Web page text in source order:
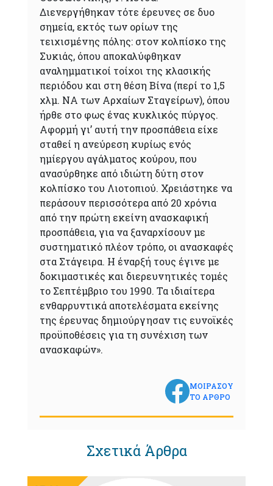
Διενεργήθηκαν τότε έρευνες σε δυο
σημεία, εκτός των ορίων της
τειχισμένης πόλης: στον κολπίσκο της
Συκιάς, όπου αποκαλύφθηκαν
αναλημματικοί τοίχοι της κλασικής
περιόδου και στη θέση Βίνα (περί το 1,5
χλμ. ΝΑ των Αρχαίων Σταγείρων), όπου
ήρθε στο φως ένας κυκλικός πύργος.
Αφορμή γι’ αυτή την προσπάθεια είχε
σταθεί η ανεύρεση κυρίως ενός
ημίεργου αγάλματος κούρου, που
ανασύρθηκε από ιδιώτη δύτη στον
κολπίσκο του Λιοτοπιού. Χρειάστηκε να
περάσουν περισσότερα από 20 χρόνια
από την πρώτη εκείνη ανασκαφική
προσπάθεια, για να ξαναρχίσουν με
συστηματικό πλέον τρόπο, οι ανασκαφές
στα Στάγειρα. Η έναρξή τους έγινε με
δοκιμαστικές και διερευνητικές τομές
το Σεπτέμβριο του 1990. Τα ιδιαίτερα
ενθαρρυντικά αποτελέσματα εκείνης
της έρευνας δημιούργησαν τις ευνοϊκές
προϋποθέσεις για τη συνέχιση των
ανασκαφών».
ΜΟΙΡΑΣΟΥ
ΤΟ ΑΡΘΡΟ
Σχετικά Άρθρα